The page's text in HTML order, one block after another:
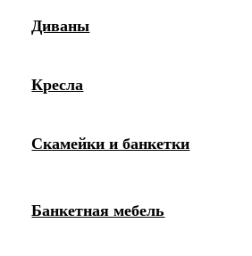
Диваны
Кресла
Скамейки и банкетки
Банкетная мебель